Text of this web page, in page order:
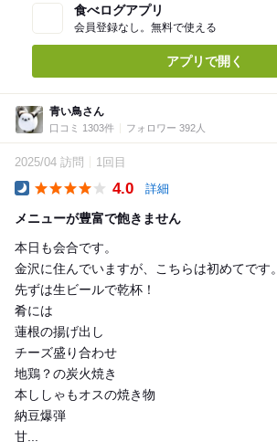
食べログアプリ
会員登録なし。無料で使える
アプリで開く
青い鳥さん
口コミ 1303件 フォロワー 392人
2025/04 訪問 1回目
4.0 詳細
メニューが豊富で飽きません
本日も会合です。
金沢に住んでいますが、こちらは初めてです。
先ずは生ビールで乾杯！
肴には
蓮根の揚げ出し
チーズ盛り合わせ
地鶏？の炭火焼き
本ししゃもオスの焼き物
納豆爆弾
甘...